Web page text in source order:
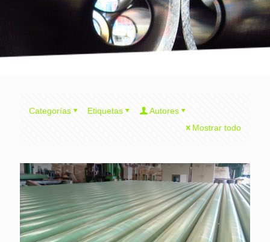
Categorías Etiquetas
Autores
Mostrar todo